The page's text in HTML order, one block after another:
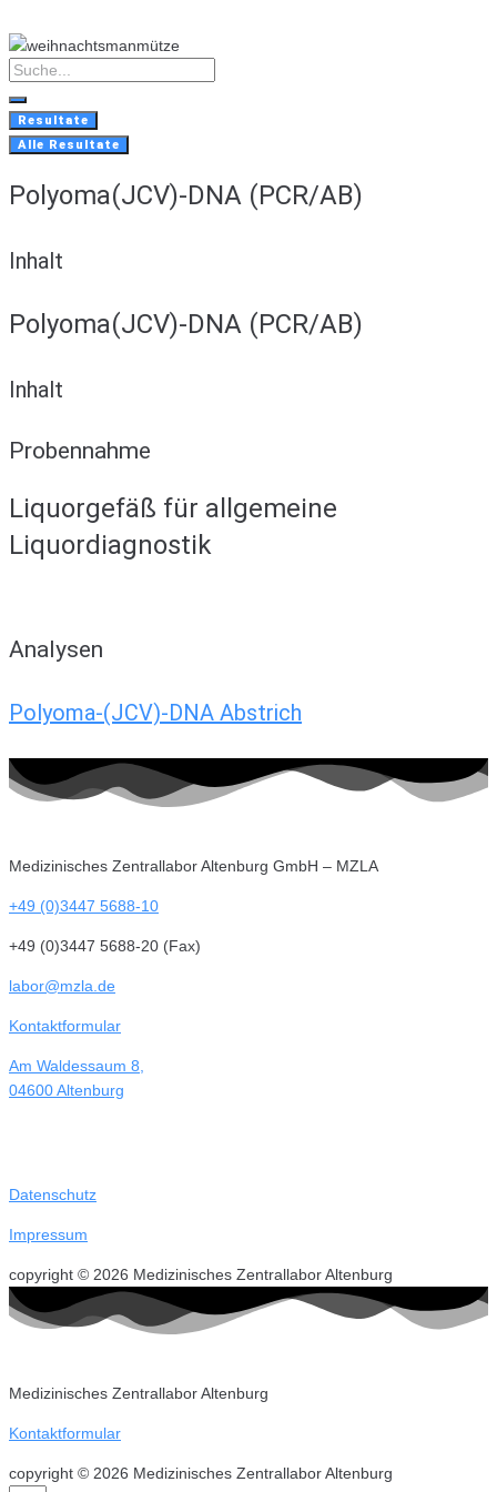
to
content
Search
...
Resultate
Alle Resultate
Polyoma(JCV)-DNA (PCR/AB)
Inhalt
Polyoma(JCV)-DNA (PCR/AB)
Inhalt
Probennahme
Liquorgefäß für allgemeine
Liquordiagnostik
Analysen
Polyoma-(JCV)-DNA Abstrich
Medizinisches Zentrallabor Altenburg GmbH – MZLA
+49 (0)3447 5688-10
+49 (0)3447 5688-20 (Fax)
labor@mzla.de
Kontaktformular
Am Waldessaum 8,
04600 Altenburg
Datenschutz
Impressum
copyright © 2026 Medizinisches Zentrallabor Altenburg
Medizinisches Zentrallabor Altenburg
Kontaktformular
copyright © 2026 Medizinisches Zentrallabor Altenburg